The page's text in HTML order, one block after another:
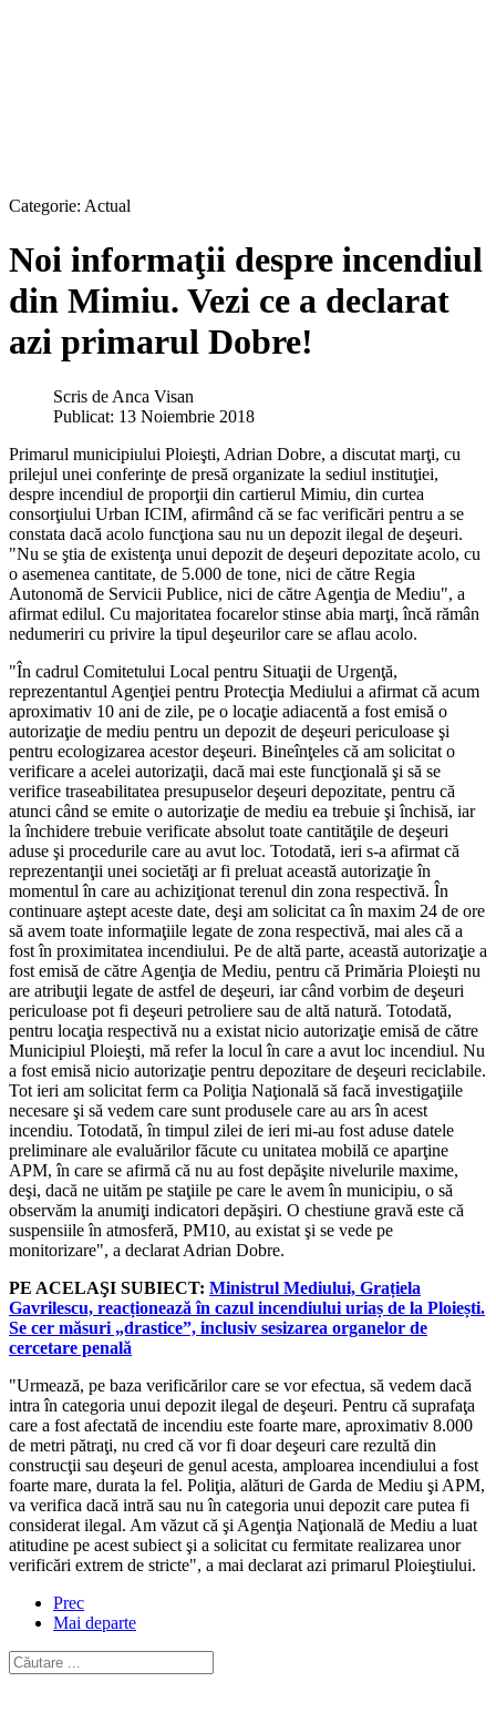
Categorie: Actual
Noi informaţii despre incendiul
din Mimiu. Vezi ce a declarat
azi primarul Dobre!
Scris de Anca Visan
Publicat: 13 Noiembrie 2018
Primarul municipiului Ploieşti, Adrian Dobre, a discutat marţi, cu
prilejul unei conferinţe de presă organizate la sediul instituţiei,
despre incendiul de proporţii din cartierul Mimiu, din curtea
consorţiului Urban ICIM, afirmând că se fac verificări pentru a se
constata dacă acolo funcţiona sau nu un depozit ilegal de deşeuri.
"Nu se ştia de existenţa unui depozit de deşeuri depozitate acolo, cu
o asemenea cantitate, de 5.000 de tone, nici de către Regia
Autonomă de Servicii Publice, nici de către Agenţia de Mediu", a
afirmat edilul. Cu majoritatea focarelor stinse abia marţi, încă rămân
nedumeriri cu privire la tipul deşeurilor care se aflau acolo.
"În cadrul Comitetului Local pentru Situaţii de Urgenţă,
reprezentantul Agenţiei pentru Protecţia Mediului a afirmat că acum
aproximativ 10 ani de zile, pe o locaţie adiacentă a fost emisă o
autorizaţie de mediu pentru un depozit de deşeuri periculoase şi
pentru ecologizarea acestor deşeuri. Bineînţeles că am solicitat o
verificare a acelei autorizaţii, dacă mai este funcţională şi să se
verifice traseabilitatea presupuselor deşeuri depozitate, pentru că
atunci când se emite o autorizaţie de mediu ea trebuie şi închisă, iar
la închidere trebuie verificate absolut toate cantităţile de deşeuri
aduse şi procedurile care au avut loc. Totodată, ieri s-a afirmat că
reprezentanţii unei societăţi ar fi preluat această autorizaţie în
momentul în care au achiziţionat terenul din zona respectivă. În
continuare aştept aceste date, deşi am solicitat ca în maxim 24 de ore
să avem toate informaţiile legate de zona respectivă, mai ales că a
fost în proximitatea incendiului. Pe de altă parte, această autorizaţie a
fost emisă de către Agenţia de Mediu, pentru că Primăria Ploieşti nu
are atribuţii legate de astfel de deşeuri, iar când vorbim de deşeuri
periculoase pot fi deşeuri petroliere sau de altă natură. Totodată,
pentru locaţia respectivă nu a existat nicio autorizaţie emisă de către
Municipiul Ploieşti, mă refer la locul în care a avut loc incendiul. Nu
a fost emisă nicio autorizaţie pentru depozitare de deşeuri reciclabile.
Tot ieri am solicitat ferm ca Poliţia Naţională să facă investigaţiile
necesare şi să vedem care sunt produsele care au ars în acest
incendiu. Totodată, în timpul zilei de ieri mi-au fost aduse datele
preliminare ale evaluărilor făcute cu unitatea mobilă ce aparţine
APM, în care se afirmă că nu au fost depăşite nivelurile maxime,
deşi, dacă ne uităm pe staţiile pe care le avem în municipiu, o să
observăm la anumiţi indicatori depăşiri. O chestiune gravă este că
suspensiile în atmosferă, PM10, au existat şi se vede pe
monitorizare", a declarat Adrian Dobre.
PE ACELAŞI SUBIECT: Ministrul Mediului, Grațiela
Gavrilescu, reacționează în cazul incendiului uriaș de la Ploiești.
Se cer măsuri „drastice”, inclusiv sesizarea organelor de
cercetare penală
"Urmează, pe baza verificărilor care se vor efectua, să vedem dacă
intra în categoria unui depozit ilegal de deşeuri. Pentru că suprafaţa
care a fost afectată de incendiu este foarte mare, aproximativ 8.000
de metri pătraţi, nu cred că vor fi doar deşeuri care rezultă din
construcţii sau deşeuri de genul acesta, amploarea incendiului a fost
foarte mare, durata la fel. Poliţia, alături de Garda de Mediu şi APM,
va verifica dacă intră sau nu în categoria unui depozit care putea fi
considerat ilegal. Am văzut că şi Agenţia Naţională de Mediu a luat
atitudine pe acest subiect şi a solicitat cu fermitate realizarea unor
verificări extrem de stricte", a mai declarat azi primarul Ploieştiului.
Prec
Mai departe